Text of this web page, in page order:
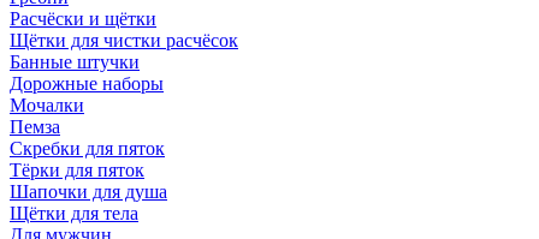
Расчёски и щётки
Щётки для чистки расчёсок
Банные штучки
Дорожные наборы
Мочалки
Пемза
Скребки для пяток
Тёрки для пяток
Шапочки для душа
Щётки для тела
Для мужчин